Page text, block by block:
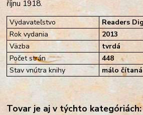
říjnu 1918.
Vydavateľstvo
Readers
Rok vydania
2013
Väzba
tvrdá
Počet strán
448
Stav vnútra knihy
málo
Tovar je aj v týchto kategóriách: